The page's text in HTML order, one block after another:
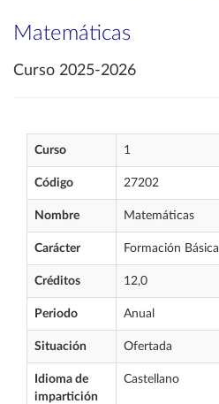
Matemáticas
Curso 2025-2026
Curso 1
Código 27202
Nombre Matemáticas
Carácter Formación Básica
Créditos 12,0
Periodo Anual
Situación Ofertada
Idioma de
impartición
Castellano